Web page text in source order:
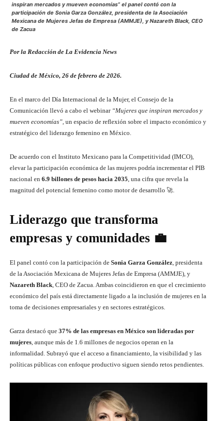
inspiran mercados y mueven economías” el panel contó con la
participación de Sonia Garza González, presidenta de la Asociación
Mexicana de Mujeres Jefas de Empresa (AMMJE), y Nazareth Black, CEO
de Zacua
Por la Redacción de La Evidencia News
Ciudad de México, 26 de febrero de 2026.
En el marco del Día Internacional de la Mujer, el Consejo de la
Comunicación llevó a cabo el webinar “Mujeres que inspiran mercados y
mueven economías” , un espacio de reflexión sobre el impacto económico y
estratégico del liderazgo femenino en México.
De acuerdo con el Instituto Mexicano para la Competitividad (IMCO),
elevar la participación económica de las mujeres podría incrementar el PIB
nacional en 6.9 billones de pesos hacia 2035 , una cifra que revela la
magnitud del potencial femenino como motor de desarrollo 🚀.
Liderazgo que transforma
empresas y comunidades 💼
El panel contó con la participación de Sonia Garza González , presidenta
de la Asociación Mexicana de Mujeres Jefas de Empresa (AMMJE), y
Nazareth Black , CEO de Zacua. Ambas coincidieron en que el crecimiento
económico del país está directamente ligado a la inclusión de mujeres en la
toma de decisiones empresariales y en sectores estratégicos.
Garza destacó que 37% de las empresas en México son lideradas por
mujeres , aunque más de 1.6 millones de negocios operan en la
informalidad. Subrayó que el acceso a financiamiento, la visibilidad y las
políticas públicas con enfoque productivo siguen siendo retos pendientes.